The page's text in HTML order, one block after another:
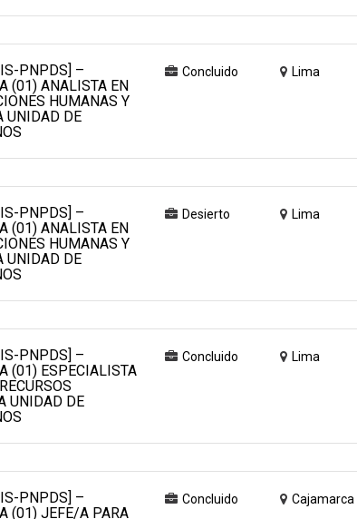
PNPDS] –
(01) ANALISTA EN
HUMANAS Y
UNIDAD DE
Concluido Lima
PNPDS] –
(01) ANALISTA EN
HUMANAS Y
UNIDAD DE
Desierto Lima
PNPDS] –
(01) ESPECIALISTA
UNIDAD DE
Concluido Lima
PNPDS] –
(01) JEFE/A PARA
Concluido Cajamarca